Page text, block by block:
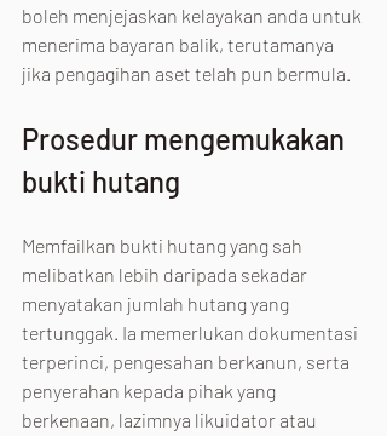
boleh menjejaskan kelayakan anda untuk
menerima bayaran balik, terutamanya
jika pengagihan aset telah pun bermula.
Prosedur mengemukakan
bukti hutang
Memfailkan bukti hutang yang sah
melibatkan lebih daripada sekadar
menyatakan jumlah hutang yang
tertunggak. Ia memerlukan dokumentasi
terperinci, pengesahan berkanun, serta
penyerahan kepada pihak yang
berkenaan, lazimnya likuidator atau